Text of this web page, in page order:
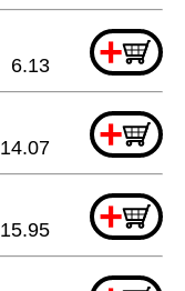
+
6.13
+
14.07
+
15.95